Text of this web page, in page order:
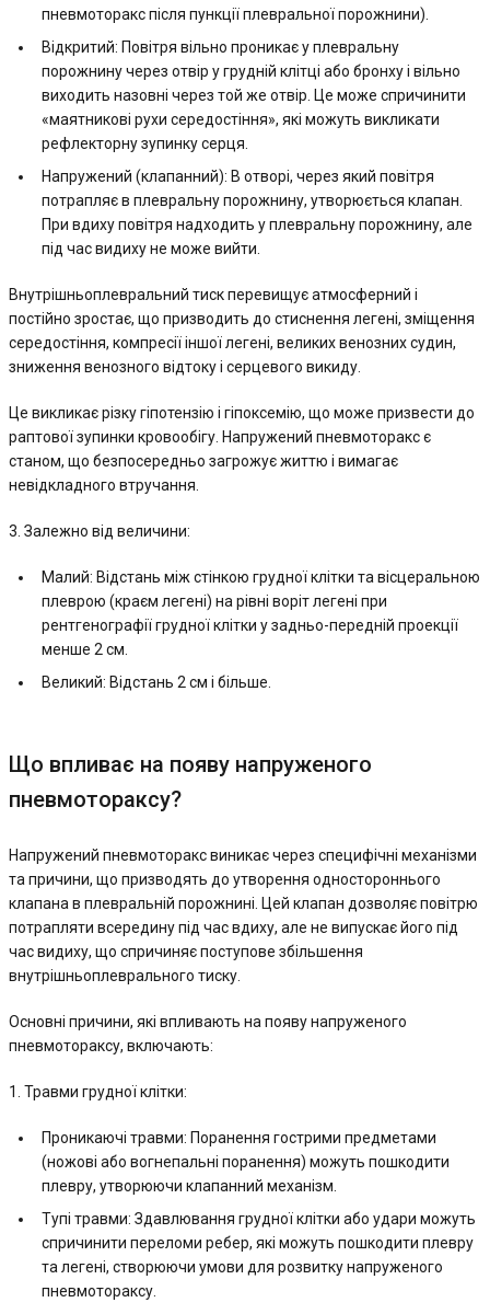
пневмоторакс після пункції плевральної порожнини).
Відкритий: Повітря вільно проникає у плевральну
порожнину через отвір у грудній клітці або бронху і вільно
виходить назовні через той же отвір. Це може спричинити
«маятникові рухи середостіння», які можуть викликати
рефлекторну зупинку серця.
Напружений (клапанний): В отворі, через який повітря
потрапляє в плевральну порожнину, утворюється клапан.
При вдиху повітря надходить у плевральну порожнину, але
під час видиху не може вийти.
Внутрішньоплевральний тиск перевищує атмосферний і
постійно зростає, що призводить до стиснення легені, зміщення
середостіння, компресії іншої легені, великих венозних судин,
зниження венозного відтоку і серцевого викиду.
Це викликає різку гіпотензію і гіпоксемію, що може призвести до
раптової зупинки кровообігу. Напружений пневмоторакс є
станом, що безпосередньо загрожує життю і вимагає
невідкладного втручання.
3. Залежно від величини:
Малий: Відстань між стінкою грудної клітки та вісцеральною
плеврою (краєм легені) на рівні воріт легені при
рентгенографії грудної клітки у задньо-передній проекції
менше 2 см.
Великий: Відстань 2 см і більше.
Що впливає на появу напруженого
пневмотораксу?
Напружений пневмоторакс виникає через специфічні механізми
та причини, що призводять до утворення одностороннього
клапана в плевральній порожнині. Цей клапан дозволяє повітрю
потрапляти всередину під час вдиху, але не випускає його під
час видиху, що спричиняє поступове збільшення
внутрішньоплеврального тиску.
Основні причини, які впливають на появу напруженого
пневмотораксу, включають:
1. Травми грудної клітки:
Проникаючі травми: Поранення гострими предметами
(ножові або вогнепальні поранення) можуть пошкодити
плевру, утворюючи клапанний механізм.
Тупі травми: Здавлювання грудної клітки або удари можуть
спричинити переломи ребер, які можуть пошкодити плевру
та легені, створюючи умови для розвитку напруженого
пневмотораксу.